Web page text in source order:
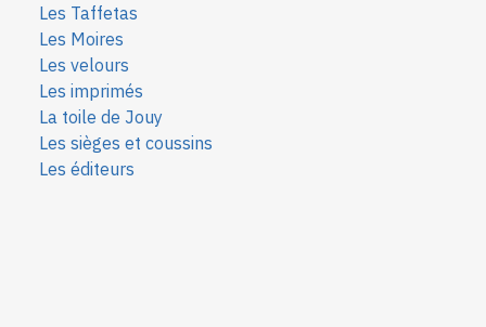
Les Taffetas
Les Moires
Les velours
Les imprimés
La toile de Jouy
Les sièges et coussins
Les éditeurs